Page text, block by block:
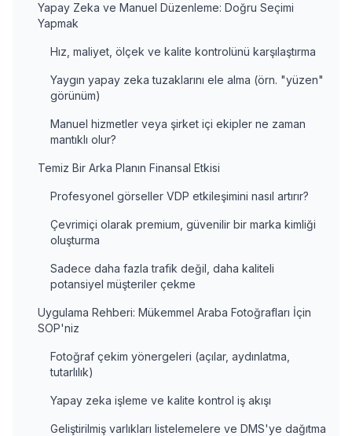
Yapay Zeka ve Manuel Düzenleme: Doğru Seçimi
Yapmak
Hız, maliyet, ölçek ve kalite kontrolünü karşılaştırma
Yaygın yapay zeka tuzaklarını ele alma (örn. "yüzen"
görünüm)
Manuel hizmetler veya şirket içi ekipler ne zaman
mantıklı olur?
Temiz Bir Arka Planın Finansal Etkisi
Profesyonel görseller VDP etkileşimini nasıl artırır?
Çevrimiçi olarak premium, güvenilir bir marka kimliği
oluşturma
Sadece daha fazla trafik değil, daha kaliteli
potansiyel müşteriler çekme
Uygulama Rehberi: Mükemmel Araba Fotoğrafları İçin
SOP'niz
Fotoğraf çekim yönergeleri (açılar, aydınlatma,
tutarlılık)
Yapay zeka işleme ve kalite kontrol iş akışı
Geliştirilmiş varlıkları listelemelere ve DMS'ye dağıtma